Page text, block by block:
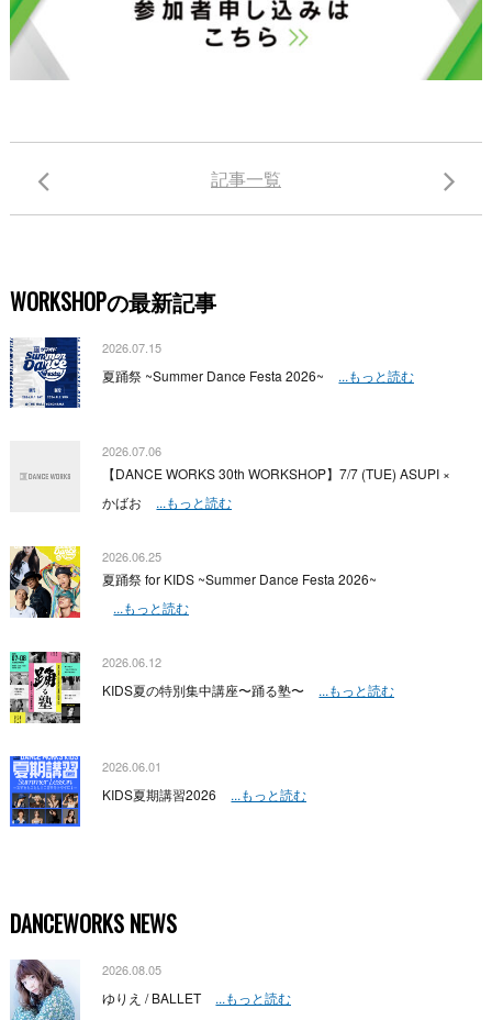
記事一覧
WORKSHOPの最新記事
2026.07.15
夏踊祭 ~Summer Dance Festa 2026~ ...もっと読む
2026.07.06
【DANCE WORKS 30th WORKSHOP】7/7 (TUE) ASUPI ×
かばお
...もっと読む
2026.06.25
夏踊祭 for KIDS ~Summer Dance Festa 2026~
...もっと読む
2026.06.12
KIDS夏の特別集中講座〜踊る塾〜 ...もっと読む
2026.06.01
KIDS夏期講習2026 ...もっと読む
DANCEWORKS NEWS
2026.08.05
ゆりえ / BALLET ...もっと読む